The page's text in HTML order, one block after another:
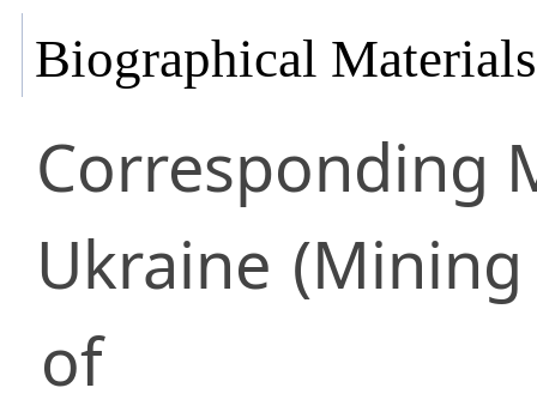
Biographical Materials
Corresponding
Ukraine
of